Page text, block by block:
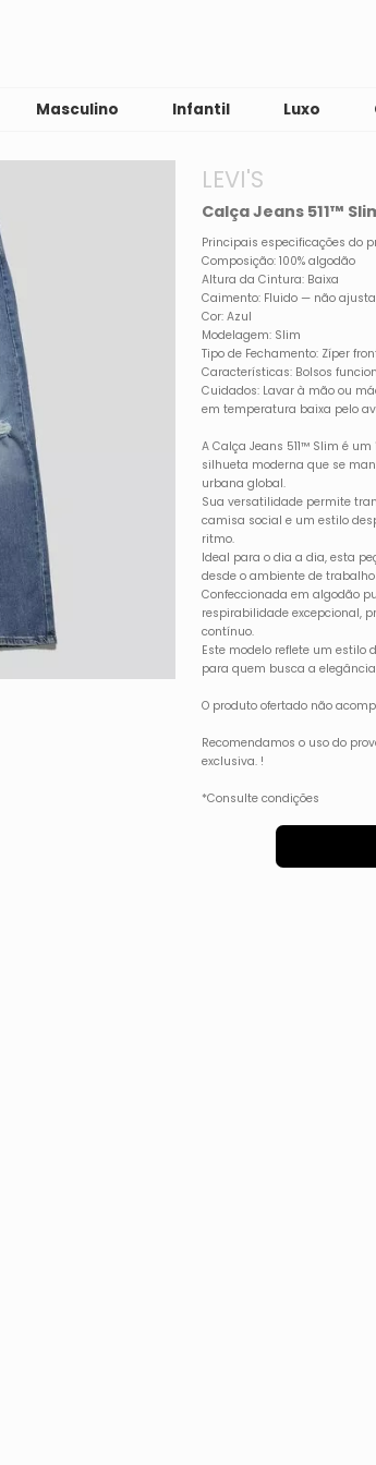
Masculino Infantil Luxo
LEVI'S
Calça Jeans 511™
Principais especificações do
Composição: 100% algodão
Altura da Cintura: Baixa
Caimento: Fluido — não
Cor: Azul
Modelagem: Slim
Tipo de Fechamento: Zíper
Características: Bolsos
Cuidados: Lavar à mão ou
em temperatura baixa pelo
A Calça Jeans 511™ Slim é
silhueta moderna que se
urbana global.
Sua versatilidade permite
camisa social e um estilo
ritmo.
Ideal para o dia a dia, esta
desde o ambiente de
Confeccionada em algodão
respirabilidade excepcional,
contínuo.
Este modelo reflete um estilo
para quem busca a
O produto ofertado não
Recomendamos o uso do
exclusiva. !
*Consulte condições